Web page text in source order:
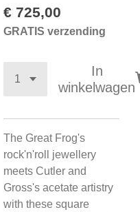
€ 725,00
GRATIS verzending
In
winkelwagen
The Great Frog's
rock'n'roll jewellery
meets Cutler and
Gross's acetate artistry
with these square